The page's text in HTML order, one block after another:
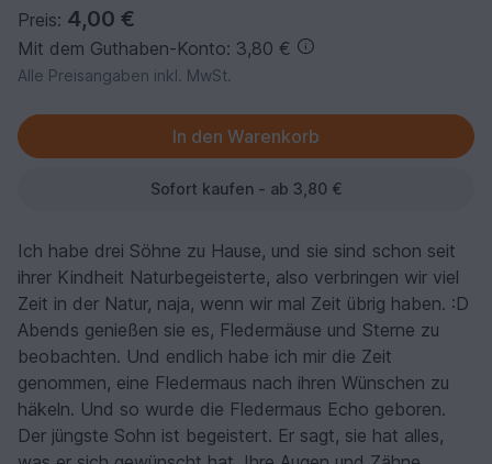
Preis: 4,00 €
Mit dem Guthaben-Konto: 3,80 €
Alle Preisangaben inkl. MwSt.
Sofort kaufen - ab 3,80 €
Ich habe drei Söhne zu Hause, und sie sind schon seit
ihrer Kindheit Naturbegeisterte, also verbringen wir viel
Zeit in der Natur, naja, wenn wir mal Zeit übrig haben. :D
Abends genießen sie es, Fledermäuse und Sterne zu
beobachten. Und endlich habe ich mir die Zeit
genommen, eine Fledermaus nach ihren Wünschen zu
häkeln. Und so wurde die Fledermaus Echo geboren.
Der jüngste Sohn ist begeistert. Er sagt, sie hat alles,